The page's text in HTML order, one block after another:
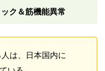
ク＆筋機能異常
は、日本国内に